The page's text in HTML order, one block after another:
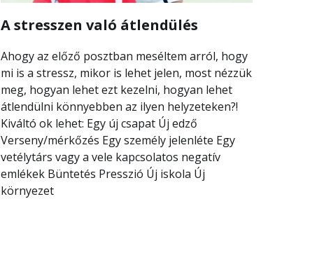
A stresszen való átlendülés
Ahogy az előző posztban meséltem arról, hogy
mi is a stressz, mikor is lehet jelen, most nézzük
meg, hogyan lehet ezt kezelni, hogyan lehet
átlendülni könnyebben az ilyen helyzeteken?!
Kiváltó ok lehet: Egy új csapat Új edző
Verseny/mérkőzés Egy személy jelenléte Egy
vetélytárs vagy a vele kapcsolatos negatív
emlékek Büntetés Presszió Új iskola Új
környezet